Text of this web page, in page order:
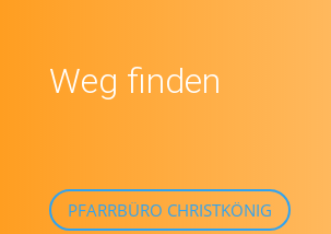
Weg finden
PFARRBÜRO CHRISTKÖNIG